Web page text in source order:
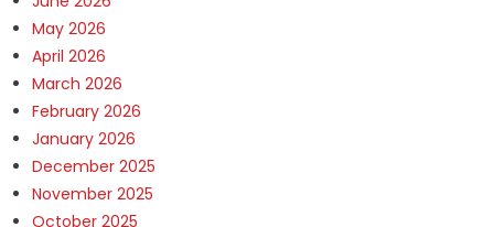
May 2026
April 2026
March 2026
February 2026
January 2026
December 2025
November 2025
October 2025